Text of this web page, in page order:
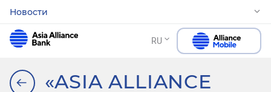
Новости
RU
«ASIA ALLIANCE